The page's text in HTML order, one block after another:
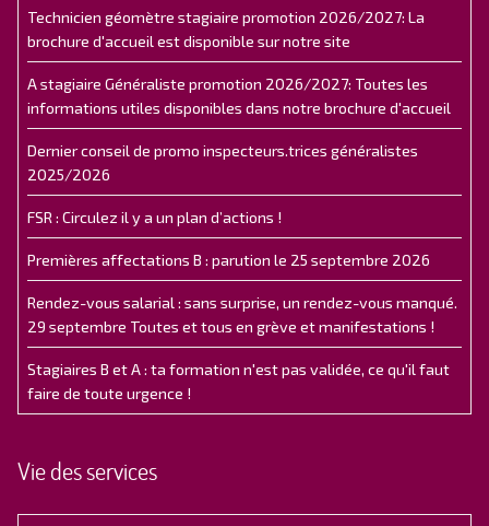
Technicien géomètre stagiaire promotion 2026/2027: La
brochure d'accueil est disponible sur notre site
A stagiaire Généraliste promotion 2026/2027: Toutes les
informations utiles disponibles dans notre brochure d'accueil
Dernier conseil de promo inspecteurs.trices généralistes
2025/2026
FSR : Circulez il y a un plan d’actions !
Premières affectations B : parution le 25 septembre 2026
Rendez-vous salarial : sans surprise, un rendez-vous manqué.
29 septembre Toutes et tous en grève et manifestations !
Stagiaires B et A : ta formation n'est pas validée, ce qu'il faut
faire de toute urgence !
Vie des services